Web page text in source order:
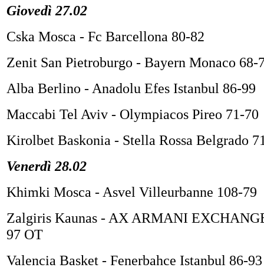
Giovedì 27.02
Cska Mosca - Fc Barcellona 80-82
Zenit San Pietroburgo - Bayern Monaco 68-
Alba Berlino - Anadolu Efes Istanbul 86-99
Maccabi Tel Aviv - Olympiacos Pireo 71-70
Kirolbet Baskonia - Stella Rossa Belgrado
Venerdì 28.02
Khimki Mosca - Asvel Villeurbanne 108-79
Zalgiris Kaunas - AX ARMANI
97 OT
Valencia Basket - Fenerbahce Istanbul 86-93